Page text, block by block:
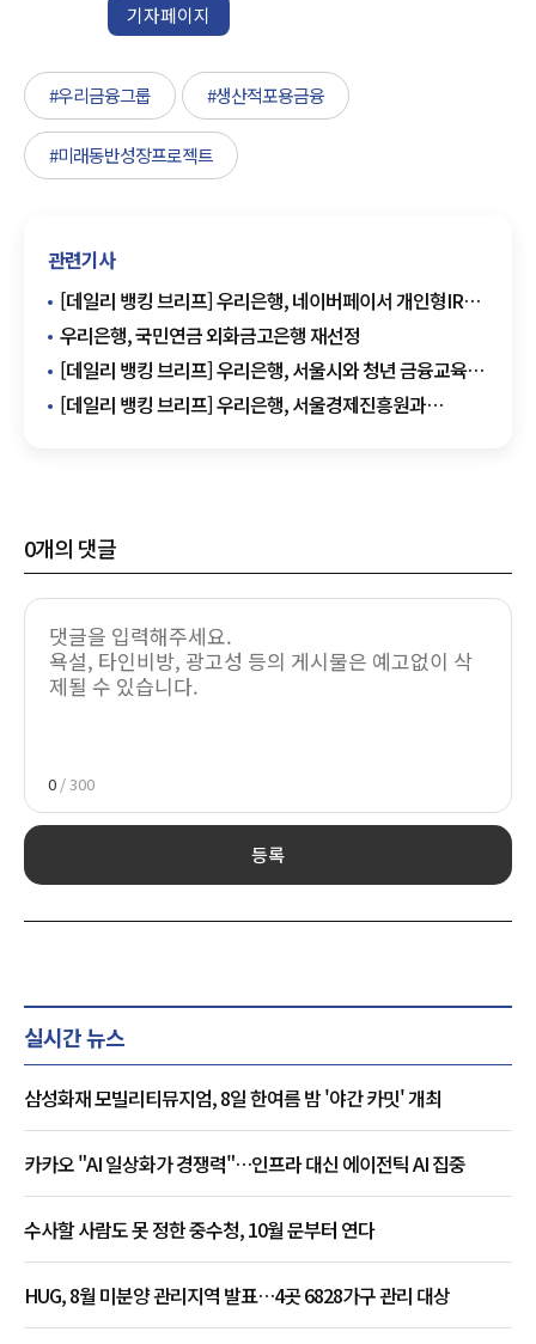
기자페이지
#우리금융그룹 #생산적포용금융
#미래동반성장프로젝트
관련기사
[데일리 뱅킹 브리프] 우리은행, 네이버페이서 개인형IRP
상담 서비스 제공 外
우리은행, 국민연금 외화금고은행 재선정
[데일리 뱅킹 브리프] 우리은행, 서울시와 청년 금융교육
지원 협약 체결 外
[데일리 뱅킹 브리프] 우리은행, 서울경제진흥원과
0개의 댓글
0 / 300
등록
실시간 뉴스
삼성화재 모빌리티뮤지엄, 8일 한여름 밤 '야간 카밋' 개최
카카오 "AI 일상화가 경쟁력"…인프라 대신 에이전틱 AI 집중
수사할 사람도 못 정한 중수청, 10월 문부터 연다
HUG, 8월 미분양 관리지역 발표…4곳 6828가구 관리 대상